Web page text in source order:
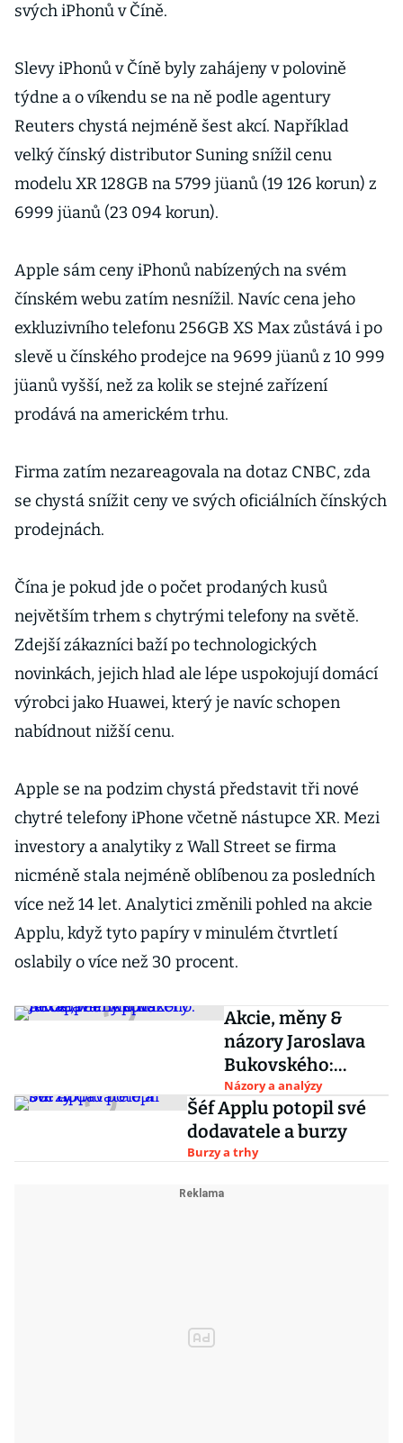
svých iPhonů v Číně.
Slevy iPhonů v Číně byly zahájeny v polovině
týdne a o víkendu se na ně podle agentury
Reuters chystá nejméně šest akcí. Například
velký čínský distributor Suning snížil cenu
modelu XR 128GB na 5799 jüanů (19 126 korun) z
6999 jüanů (23 094 korun).
Apple sám ceny iPhonů nabízených na svém
čínském webu zatím nesnížil. Navíc cena jeho
exkluzivního telefonu 256GB XS Max zůstává i po
slevě u čínského prodejce na 9699 jüanů z 10 999
jüanů vyšší, než za kolik se stejné zařízení
prodává na americkém trhu.
Firma zatím nezareagovala na dotaz CNBC, zda
se chystá snížit ceny ve svých oficiálních čínských
prodejnách.
Čína je pokud jde o počet prodaných kusů
největším trhem s chytrými telefony na světě.
Zdejší zákazníci baží po technologických
novinkách, jejich hlad ale lépe uspokojují domácí
výrobci jako Huawei, který je navíc schopen
nabídnout nižší cenu.
Apple se na podzim chystá představit tři nové
chytré telefony iPhone včetně nástupce XR. Mezi
investory a analytiky z Wall Street se firma
nicméně stala nejméně oblíbenou za posledních
více než 14 let. Analytici změnili pohled na akcie
Applu, když tyto papíry v minulém čtvrtletí
oslabily o více než 30 procent.
Akcie, měny &
názory Jaroslava
Bukovského:
Sexappeal Applu
Názory a analýzy
Šéf Applu potopil své
dodavatele a burzy
Burzy a trhy